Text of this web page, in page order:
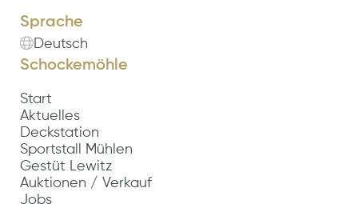
Sprache
Deutsch
Schockemöhle
Start
Aktuelles
Deckstation
Sportstall Mühlen
Gestüt Lewitz
Auktionen / Verkauf
Jobs